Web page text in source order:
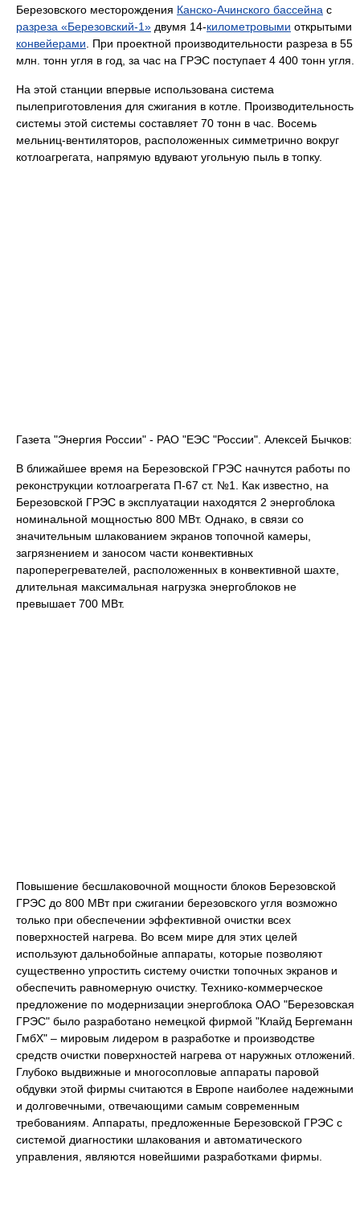
Березовского месторождения Канско-Ачинского бассейна с
разреза «Березовский-1» двумя 14-километровыми открытыми
конвейерами . При проектной производительности разреза в 55
млн. тонн угля в год, за час на ГРЭС поступает 4 400 тонн угля.
На этой станции впервые использована система
пылеприготовления для сжигания в котле. Производительность
системы этой системы составляет 70 тонн в час. Восемь
мельниц-вентиляторов, расположенных симметрично вокруг
котлоагрегата, напрямую вдувают угольную пыль в топку.
Газета "Энергия России" - РАО "ЕЭС "России". Алексей Бычков:
В ближайшее время на Березовской ГРЭС начнутся работы по
реконструкции котлоагрегата П-67 ст. №1. Как известно, на
Березовской ГРЭС в эксплуатации находятся 2 энергоблока
номинальной мощностью 800 МВт. Однако, в связи со
значительным шлакованием экранов топочной камеры,
загрязнением и заносом части конвективных
пароперегревателей, расположенных в конвективной шахте,
длительная максимальная нагрузка энергоблоков не
превышает 700 МВт.
Повышение бесшлаковочной мощности блоков Березовской
ГРЭС до 800 МВт при сжигании березовского угля возможно
только при обеспечении эффективной очистки всех
поверхностей нагрева. Во всем мире для этих целей
используют дальнобойные аппараты, которые позволяют
существенно упростить систему очистки топочных экранов и
обеспечить равномерную очистку. Технико-коммерческое
предложение по модернизации энергоблока ОАО "Березовская
ГРЭС" было разработано немецкой фирмой "Клайд Бергеманн
ГмбХ" – мировым лидером в разработке и производстве
средств очистки поверхностей нагрева от наружных отложений.
Глубоко выдвижные и многосопловые аппараты паровой
обдувки этой фирмы считаются в Европе наиболее надежными
и долговечными, отвечающими самым современным
требованиям. Аппараты, предложенные Березовской ГРЭС с
системой диагностики шлакования и автоматического
управления, являются новейшими разработками фирмы.